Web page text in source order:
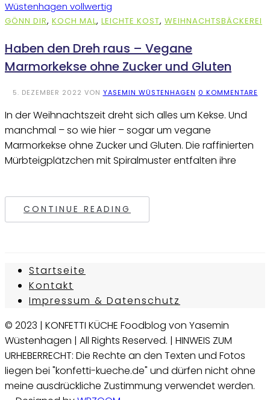
GÖNN DIR, KOCH MAL, LEICHTE KOST, WEIHNACHTSBÄCKEREI
Haben den Dreh raus – Vegane
Marmorkekse ohne Zucker und Gluten
5. DEZEMBER 2022 VON YASEMIN WÜSTENHAGEN 0 KOMMENTARE
In der Weihnachtszeit dreht sich alles um Kekse. Und
manchmal – so wie hier – sogar um vegane
Marmorkekse ohne Zucker und Gluten. Die raffinierten
Mürbteigplätzchen mit Spiralmuster entfalten ihre
CONTINUE READING
Startseite
Kontakt
Impressum & Datenschutz
© 2023 | KONFETTI KÜCHE Foodblog von Yasemin
Wüstenhagen | All Rights Reserved. | HINWEIS ZUM
URHEBERRECHT: Die Rechte an den Texten und Fotos
liegen bei "konfetti-kueche.de" und dürfen nicht ohne
meine ausdrückliche Zustimmung verwendet werden.